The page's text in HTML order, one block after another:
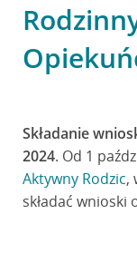
Składanie
2024. Od 1
Aktywny Rodzic,
składać wnioski